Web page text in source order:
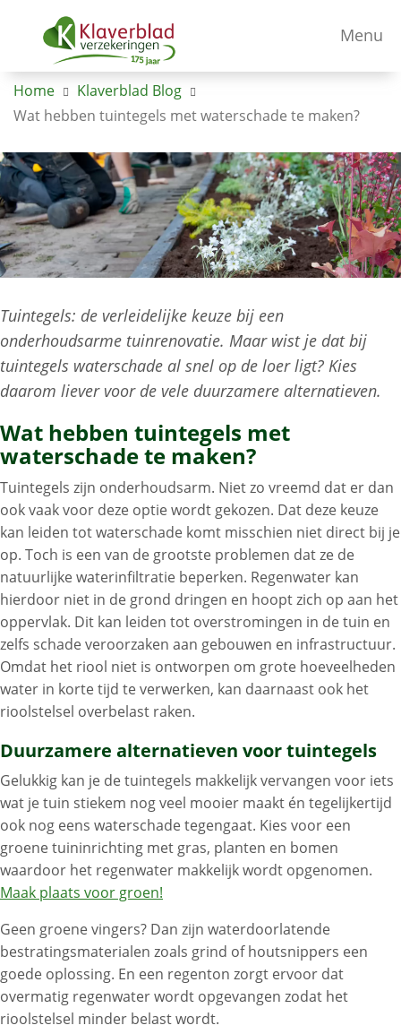
Menu
Home
Klaverblad Blog
Wat hebben tuintegels met waterschade te maken?
Tuintegels: de verleidelijke keuze bij een
onderhoudsarme tuinrenovatie. Maar wist je dat bij
tuintegels waterschade al snel op de loer ligt? Kies
daarom liever voor de vele duurzamere alternatieven.
Wat hebben tuintegels met
waterschade te maken?
Tuintegels zijn onderhoudsarm. Niet zo vreemd dat er dan
ook vaak voor deze optie wordt gekozen. Dat deze keuze
kan leiden tot waterschade komt misschien niet direct bij je
op. Toch is een van de grootste problemen dat ze de
natuurlijke waterinfiltratie beperken. Regenwater kan
hierdoor niet in de grond dringen en hoopt zich op aan het
oppervlak. Dit kan leiden tot overstromingen in de tuin en
zelfs schade veroorzaken aan gebouwen en infrastructuur.
Omdat het riool niet is ontworpen om grote hoeveelheden
water in korte tijd te verwerken, kan daarnaast ook het
rioolstelsel overbelast raken.
Duurzamere alternatieven voor tuintegels
Gelukkig kan je de tuintegels makkelijk vervangen voor iets
wat je tuin stiekem nog veel mooier maakt én tegelijkertijd
ook nog eens waterschade tegengaat. Kies voor een
groene tuininrichting met gras, planten en bomen
waardoor het regenwater makkelijk wordt opgenomen.
Maak plaats voor groen!
Geen groene vingers? Dan zijn waterdoorlatende
bestratingsmaterialen zoals grind of houtsnippers een
goede oplossing. En een regenton zorgt ervoor dat
overmatig regenwater wordt opgevangen zodat het
rioolstelsel minder belast wordt.